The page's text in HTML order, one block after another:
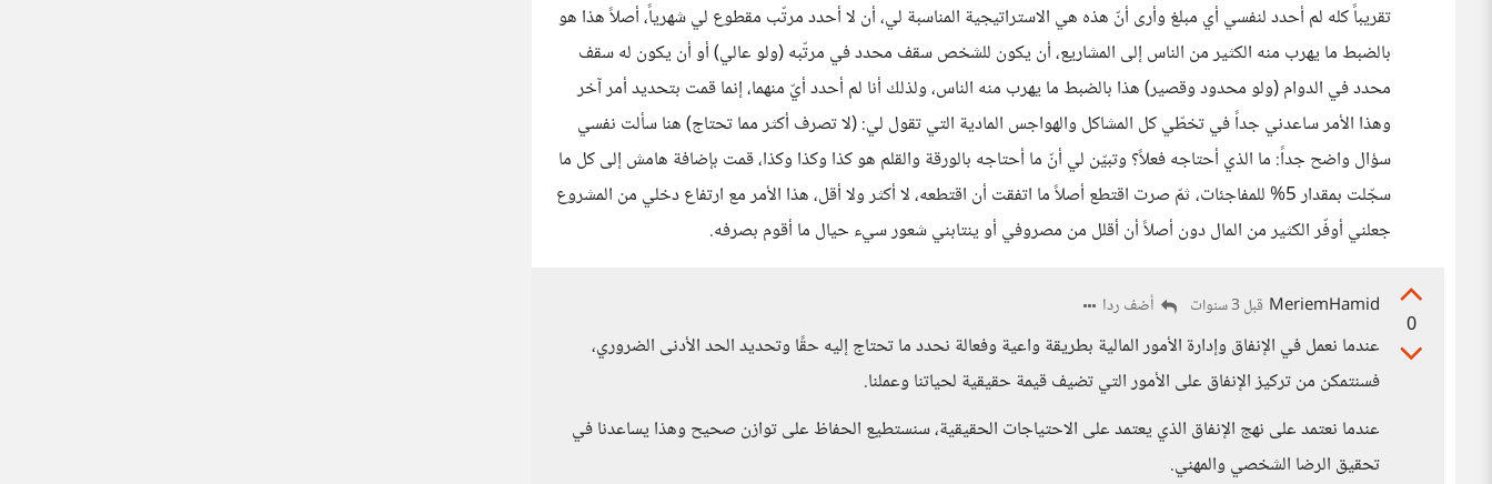
تقريباً كله لم أحدد لنفسي أي مبلغ وأرى أنّ هذه هي الاستراتيجية المناسبة لي، أن لا أحدد مرتّب مقطوع لي شهرياً، أصلاً هذا هو
بالضبط ما يهرب منه الكثير من الناس إلى المشاريع، أن يكون للشخص سقف محدد في مرتّبه (ولو عالي) أو أن يكون له سقف
محدد في الدوام (ولو محدود وقصير) هذا بالضبط ما يهرب منه الناس، ولذلك أنا لم أحدد أيّ منهما، إنما قمت بتحديد أمر آخر
وهذا الأمر ساعدني جداً في تخطّي كل المشاكل والهواجس المادية التي تقول لي: (لا تصرف أكثر مما تحتاج) هنا سألت نفسي
سؤال واضح جداً: ما الذي أحتاجه فعلاً؟ وتبيّن لي أنّ ما أحتاجه بالورقة والقلم هو كذا وكذا وكذا، قمت بإضافة هامش إلى كل ما
سجّلت بمقدار 5% للمفاجئات، ثمّ صرت اقتطع أصلاً ما اتفقت أن اقتطعه، لا أكثر ولا أقل، هذا الأمر مع ارتفاع دخلي من المشروع
جعلني أوفّر الكثير من المال دون أصلاً أن أقلل من مصروفي أو ينتابني شعور سيء حيال ما أقوم بصرفه.
0
MeriemHamid قبل 3 سنوات أضف ردا
عندما نعمل في الإنفاق وإدارة الأمور المالية بطريقة واعية وفعالة نحدد ما تحتاج إليه حقًا وتحديد الحد الأدنى الضروري،
فسنتمكن من تركيز الإنفاق على الأمور التي تضيف قيمة حقيقية لحياتنا وعملنا.
عندما نعتمد على نهج الإنفاق الذي يعتمد على الاحتياجات الحقيقية، سنستطيع الحفاظ على توازن صحيح وهذا يساعدنا في
تحقيق الرضا الشخصي والمهني.